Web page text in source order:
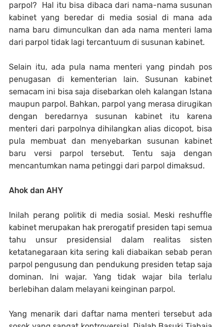
parpol? Hal itu bisa dibaca dari nama-nama susunan
kabinet yang beredar di media sosial di mana ada
nama baru dimunculkan dan ada nama menteri lama
dari parpol tidak lagi tercantuum di susunan kabinet.
Selain itu, ada pula nama menteri yang pindah pos
penugasan di kementerian lain. Susunan kabinet
semacam ini bisa saja disebarkan oleh kalangan Istana
maupun parpol. Bahkan, parpol yang merasa dirugikan
dengan beredarnya susunan kabinet itu karena
menteri dari parpolnya dihilangkan alias dicopot, bisa
pula membuat dan menyebarkan susunan kabinet
baru versi parpol tersebut. Tentu saja dengan
mencantumkan nama petinggi dari parpol dimaksud.
Ahok dan AHY
Inilah perang politik di media sosial. Meski reshuffle
kabinet merupakan hak prerogatif presiden tapi semua
tahu unsur presidensial dalam realitas sisten
ketatanegaraan kita sering kali diabaikan sebab peran
parpol pengusung dan pendukung presiden tetap saja
dominan. Ini wajar. Yang tidak wajar bila terlalu
berlebihan dalam melayani keinginan parpol.
Yang menarik dari daftar nama menteri tersebut ada